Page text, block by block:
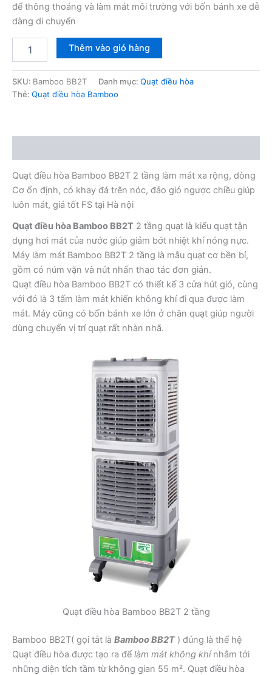
để thông thoáng và làm mát môi trường với bốn bánh xe dễ
dàng di chuyển
Bamboo
BB2T
lượng
Thêm vào giỏ hàng
SKU: Bamboo BB2T Danh mục: Quạt điều hòa
Thẻ: Quạt điều hòa Bamboo
Quạt điều hòa Bamboo BB2T 2 tầng làm mát xa rộng, dòng
Cơ ổn định, có khay đá trên nóc, đảo gió ngược chiều giúp
luôn mát, giá tốt FS tại Hà nội
Quạt điều hòa Bamboo BB2T 2 tầng quạt là kiểu quạt tận
dụng hơi mát của nước giúp giảm bớt nhiệt khí nóng nực.
Máy làm mát Bamboo BB2T 2 tầng là mẫu quạt cơ bền bỉ,
gồm có núm vặn và nút nhấn thao tác đơn giản.
Quạt điều hòa Bamboo BB2T có thiết kế 3 cửa hút gió, cùng
với đó là 3 tấm làm mát khiến không khí đi qua được làm
mát. Máy cũng có bốn bánh xe lớn ở chân quạt giúp người
dùng chuyển vị trí quạt rất nhàn nhã.
Quạt điều hòa Bamboo BB2T 2 tầng
Bamboo BB2T( gọi tắt là Bamboo BB2T ) đúng là thế hệ
Quạt điều hòa được tạo ra để làm mát không khínhắm tới
những diện tích tầm từ không gian 55 m². Quạt điều hòa